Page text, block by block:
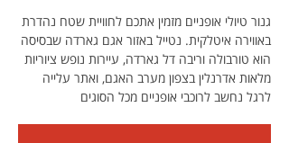
גנור טיולי אופניים מזמין אתכם לחוויית שטח נהדרת
באווירה איטלקית. נטייל באזור אגם גארדה שבסיסה
הוא טורבולה וריבה דל גארדה, עיירות נופש ציוריות
מלאות אדרנלין בצפון מערב האגם, ואתר עלייה
לרגל נחשב לרוכבי אופניים מכל הסוגים